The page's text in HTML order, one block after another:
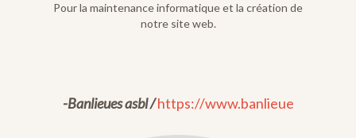
Pour la maintenance informatique et la création de
notre site web.
-Banlieues asbl / https://www.banlieue